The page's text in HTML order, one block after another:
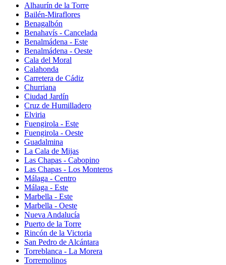
Alhaurín de la Torre
Bailén-Miraflores
Benagalbón
Benahavís - Cancelada
Benalmádena - Este
Benalmádena - Oeste
Cala del Moral
Calahonda
Carretera de Cádiz
Churriana
Ciudad Jardín
Cruz de Humilladero
Elviria
Fuengirola - Este
Fuengirola - Oeste
Guadalmina
La Cala de Mijas
Las Chapas - Cabopino
Las Chapas - Los Monteros
Málaga - Centro
Málaga - Este
Marbella - Este
Marbella - Oeste
Nueva Andalucía
Puerto de la Torre
Rincón de la Victoria
San Pedro de Alcántara
Torreblanca - La Morera
Torremolinos